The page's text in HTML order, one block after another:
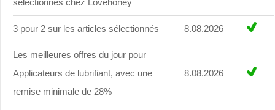
3 pour 2 sur les articles sélectionnés 8.08.2026
Les meilleures offres du jour pour
Applicateurs de lubrifiant, avec une
remise minimale de 28%
8.08.2026